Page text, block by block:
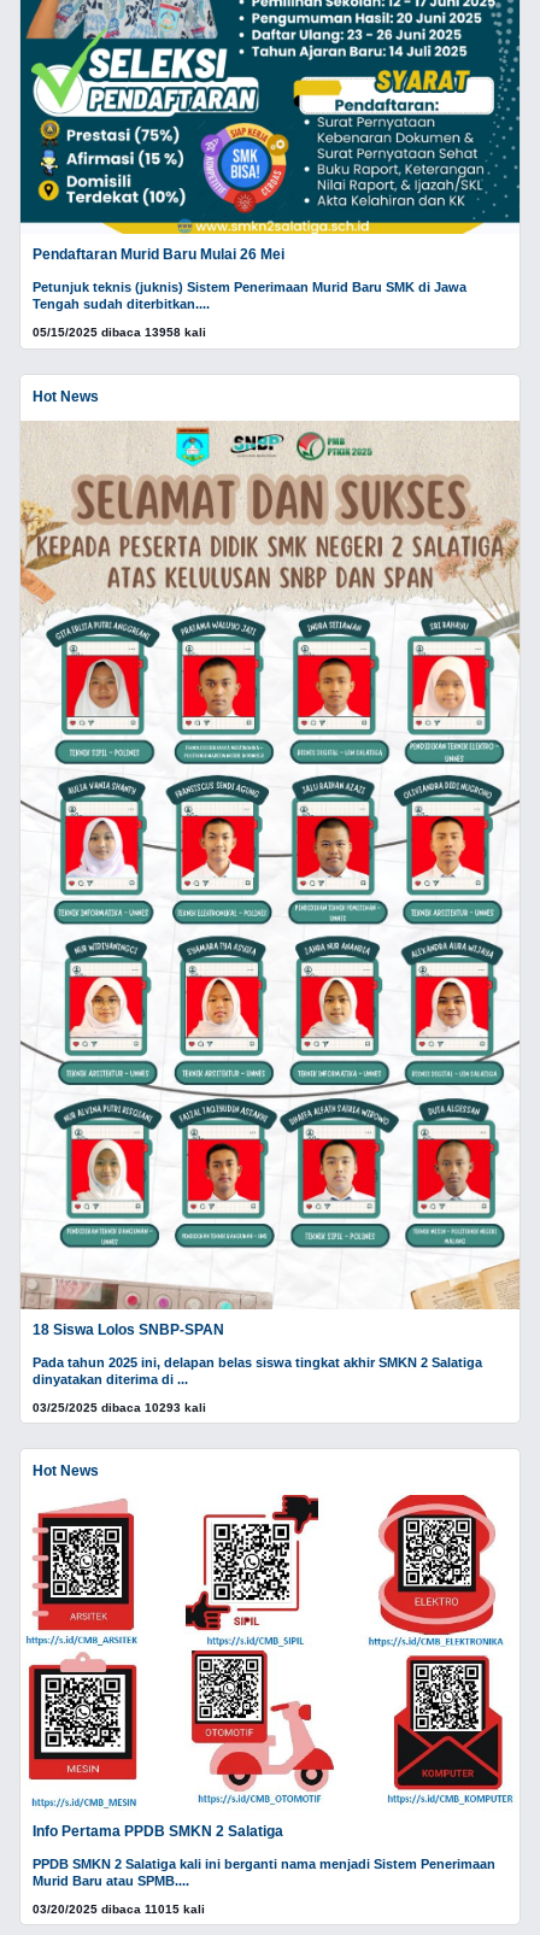
Pendaftaran Murid Baru Mulai 26 Mei
Petunjuk teknis (juknis) Sistem Penerimaan Murid Baru SMK di Jawa
Tengah sudah diterbitkan....
05/15/2025 dibaca 13958 kali
Hot News
18 Siswa Lolos SNBP-SPAN
Pada tahun 2025 ini, delapan belas siswa tingkat akhir SMKN 2 Salatiga
dinyatakan diterima di ...
03/25/2025 dibaca 10293 kali
Hot News
Info Pertama PPDB SMKN 2 Salatiga
PPDB SMKN 2 Salatiga kali ini berganti nama menjadi Sistem Penerimaan
Murid Baru atau SPMB....
03/20/2025 dibaca 11015 kali